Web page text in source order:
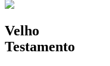
Velho
Testamento